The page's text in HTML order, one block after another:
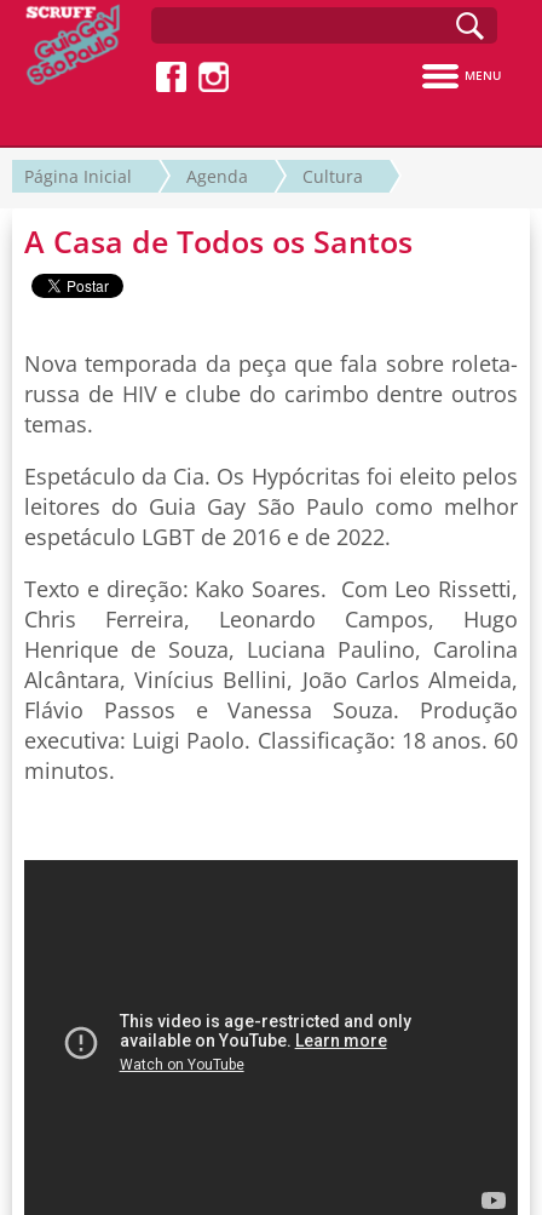
MENU
Página Inicial Agenda Cultura
A Casa de Todos os Santos
Nova temporada da peça que fala sobre roleta-
russa de HIV e clube do carimbo dentre outros
temas.
Espetáculo da Cia. Os Hypócritas foi eleito pelos
leitores do Guia Gay São Paulo como melhor
espetáculo LGBT de 2016 e de 2022.
Texto e direção: Kako Soares. Com Leo Rissetti,
Chris Ferreira, Leonardo Campos, Hugo
Henrique de Souza, Luciana Paulino, Carolina
Alcântara, Vinícius Bellini, João Carlos Almeida,
Flávio Passos e Vanessa Souza. Produção
executiva: Luigi Paolo. Classificação: 18 anos. 60
minutos.